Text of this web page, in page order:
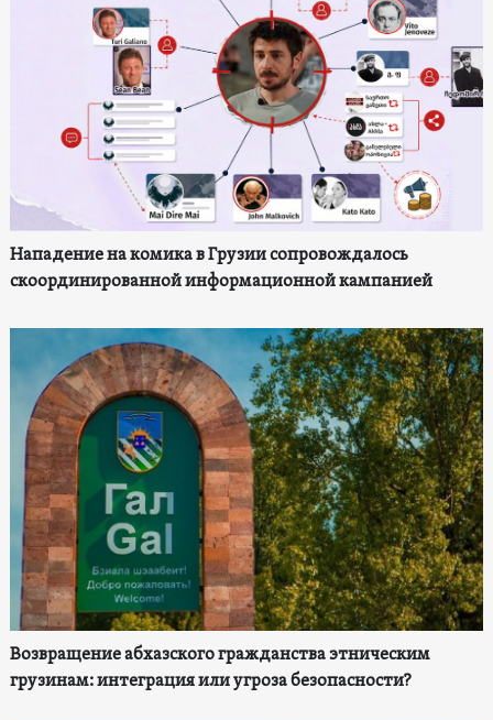
Нападение на комика в Грузии сопровождалось
скоординированной информационной кампанией
Возвращение абхазского гражданства этническим
грузинам: интеграция или угроза безопасности?